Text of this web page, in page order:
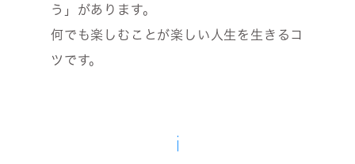
う」があります。
何でも楽しむことが楽しい人生を生きるコ
ツです。